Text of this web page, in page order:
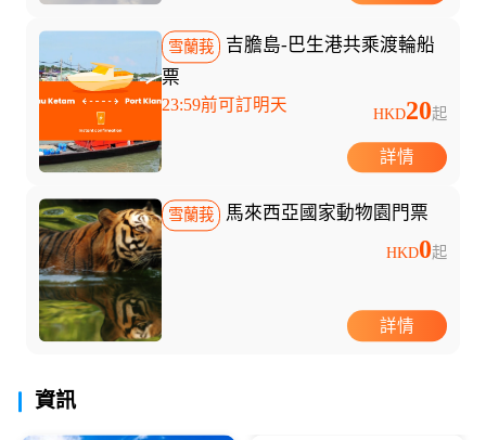
雪蘭莪
吉膽島-巴生港共乘渡輪船
票
23:59前可訂明天 HKD20起
詳情
雪蘭莪 馬來西亞國家動物園門票
HKD0起
詳情
資訊